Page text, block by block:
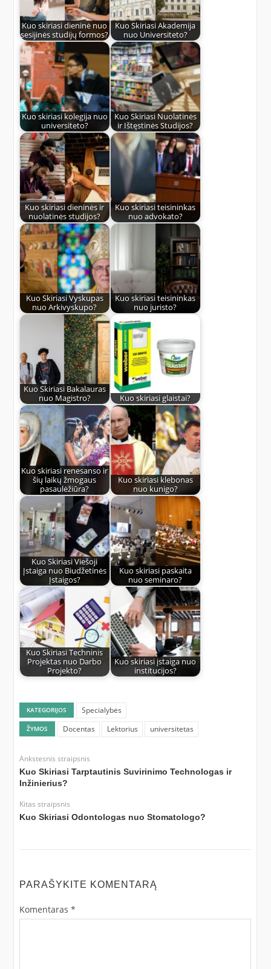
Kuo skiriasi dieninė nuo
sesijinės studijų formos?
Kuo Skiriasi Akademija
nuo Universiteto?
Kuo skiriasi kolegija nuo
universiteto?
Kuo Skiriasi Nuolatinės
ir Ištęstinės Studijos?
Kuo skiriasi dieninės ir
nuolatinės studijos?
Kuo skiriasi teisininkas
nuo advokato?
Kuo Skiriasi Vyskupas
nuo Arkivyskupo?
Kuo skiriasi teisininkas
nuo juristo?
Kuo Skiriasi Bakalauras
nuo Magistro?
Kuo skiriasi glaistai?
Kuo skiriasi renesanso ir
šių laikų žmogaus
pasaulėžiūra?
Kuo skiriasi klebonas
nuo kunigo?
Kuo Skiriasi Viešoji
Įstaiga nuo Biudžetinės
Įstaigos?
Kuo skiriasi paskaita
nuo seminaro?
Kuo Skiriasi Techninis
Projektas nuo Darbo
Projekto?
Kuo skiriasi įstaiga nuo
institucijos?
KATEGORIJOS Specialybės
ŽYMOS Docentas Lektorius universitetas
Ankstesnis straipsnis
Kuo Skiriasi Tarptautinis Suvirinimo Technologas ir
Inžinierius?
Kitas straipsnis
Kuo Skiriasi Odontologas nuo Stomatologo?
PARAŠYKITE KOMENTARĄ
Komentaras *